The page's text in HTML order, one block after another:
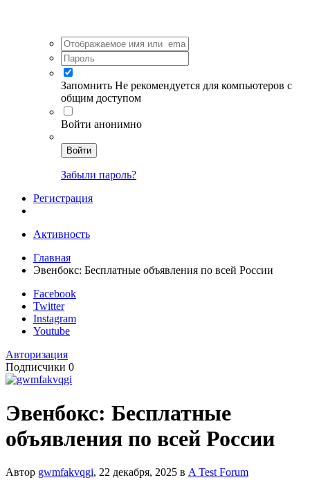
Запомнить Не рекомендуется для компьютеров с
общим доступом
Войти анонимно
Войти
Забыли пароль?
Регистрация
Активность
Главная
Эвенбокс: Бесплатные объявления по всей России
Facebook
Twitter
Instagram
Youtube
Авторизация
Подписчики 0
Эвенбокс: Бесплатные
объявления по всей России
Автор gwmfakvqgi, 22 декабря, 2025 в A Test Forum